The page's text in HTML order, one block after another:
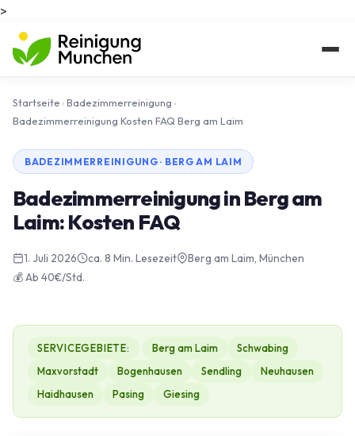
>
Startseite ›Badezimmerreinigung ›
Badezimmerreinigung Kosten FAQ Berg am Laim
BADEZIMMERREINIGUNG · BERG AM LAIM
Badezimmerreinigung in Berg am
Laim: Kosten FAQ
1. Juli 2026 ca. 8 Min. Lesezeit
Berg am Laim, München
💰 Ab 40€/Std.
SERVICEGEBIETE: Berg am Laim
Schwabing
Maxvorstadt
Bogenhausen Sendling
Neuhausen
Haidhausen
Pasing Giesing